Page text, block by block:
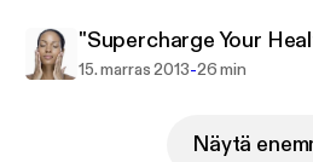
"Supercharge Your
15. marras 2013-26 min
Näytä